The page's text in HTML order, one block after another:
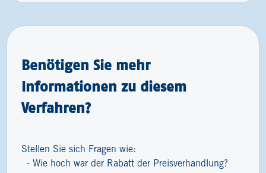
Benötigen Sie mehr
Informationen zu diesem
Verfahren?
Stellen Sie sich Fragen wie:
Wie hoch war der Rabatt der Preisverhandlung?